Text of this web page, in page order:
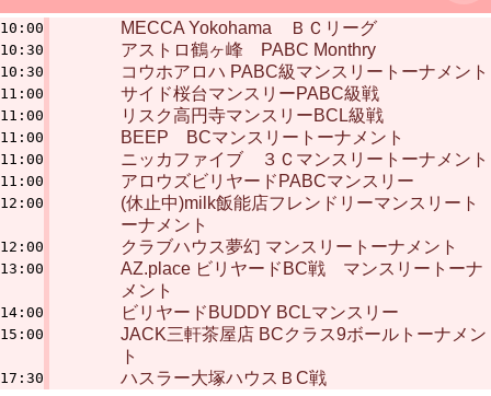
10:00 MECCA Yokohama ＢＣリーグ
10:30 アストロ鶴ヶ峰 PABC Monthry
10:30 コウホアロハ PABC級マンスリートーナメント
11:00 サイド桜台マンスリーPABC級戦
11:00 リスク高円寺マンスリーBCL級戦
11:00 BEEP BCマンスリートーナメント
11:00 ニッカファイブ ３Ｃマンスリートーナメント
11:00 アロウズビリヤードPABCマンスリー
12:00
(休止中)milk飯能店フレンドリーマンスリート
ーナメント
12:00 クラブハウス夢幻 マンスリートーナメント
13:00
AZ.place ビリヤードBC戦 マンスリートーナ
メント
14:00 ビリヤードBUDDY BCLマンスリー
15:00
JACK三軒茶屋店 BCクラス9ボールトーナメン
ト
17:30 ハスラー大塚ハウスＢC戦